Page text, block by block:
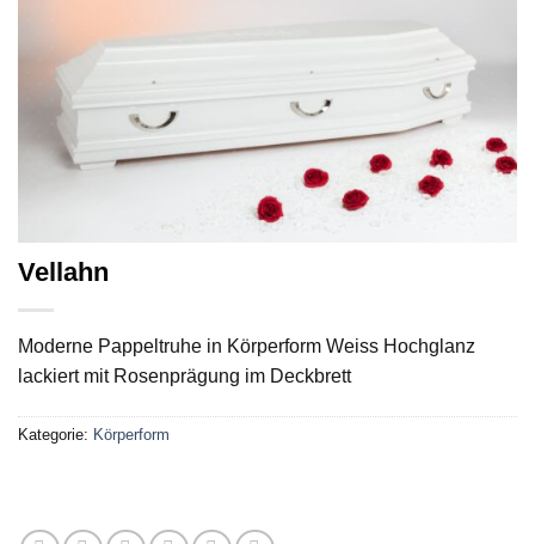
Vellahn
Moderne Pappeltruhe in Körperform Weiss Hochglanz
lackiert mit Rosenprägung im Deckbrett
Kategorie: Körperform